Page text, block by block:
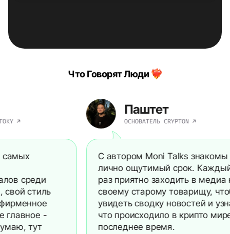
Что Говорят Люди
стиль
-
тут
Паштет
ОСНОВАТЕЛЬ CRYPTON
С автором Moni Talks знакомы
лично ощутимый срок. Каждый
раз приятно заходить в медиа к
своему старому товарищу, чтобы
увидеть сводку новостей и узнать,
что происходило в крипто мире за
последнее время.